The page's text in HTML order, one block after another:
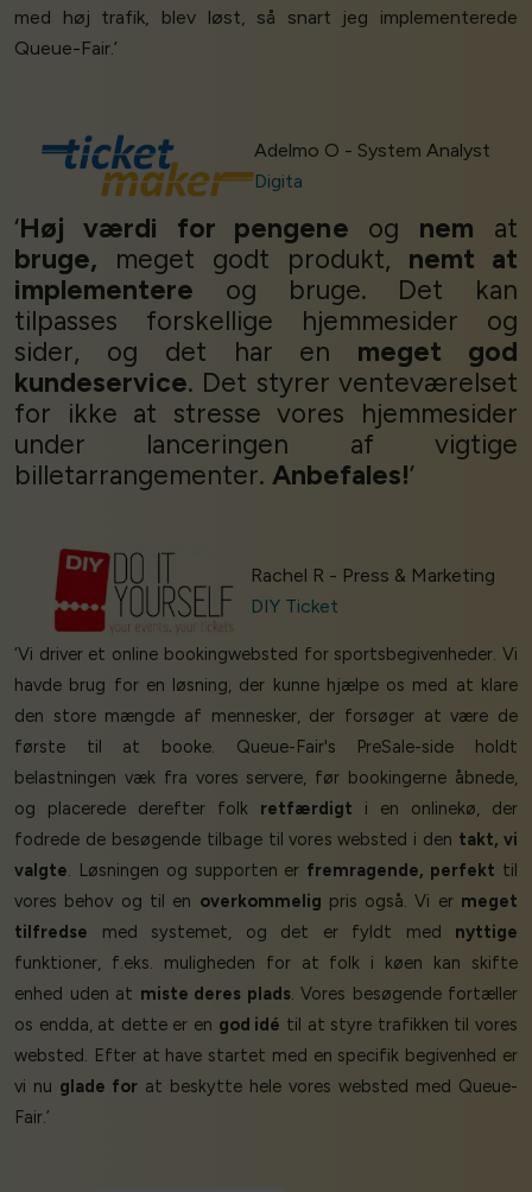
med høj trafik, blev løst, så snart jeg implementerede
Queue-Fair.’
Adelmo O - System Analyst
Digita
‘Høj værdi for pengene og nem at
bruge, meget godt produkt, nemt at
implementere og bruge. Det kan
tilpasses forskellige hjemmesider og
sider, og det har en meget god
kundeservice. Det styrer venteværelset
for ikke at stresse vores hjemmesider
under lanceringen af vigtige
billetarrangementer. Anbefales!’
Rachel R - Press & Marketing
DIY Ticket
‘Vi driver et online bookingwebsted for sportsbegivenheder. Vi
havde brug for en løsning, der kunne hjælpe os med at klare
den store mængde af mennesker, der forsøger at være de
første til at booke. Queue-Fair's PreSale-side holdt
belastningen væk fra vores servere, før bookingerne åbnede,
og placerede derefter folk retfærdigt i en onlinekø, der
fodrede de besøgende tilbage til vores websted i den takt, vi
valgte . Løsningen og supporten er fremragende, perfekt til
vores behov og til en overkommelig pris også. Vi er meget
tilfredse med systemet, og det er fyldt med nyttige
funktioner, f.eks. muligheden for at folk i køen kan skifte
enhed uden at miste deres plads. Vores besøgende fortæller
os endda, at dette er en god idé til at styre trafikken til vores
websted. Efter at have startet med en specifik begivenhed er
vi nu glade for at beskytte hele vores websted med Queue-
Fair.’